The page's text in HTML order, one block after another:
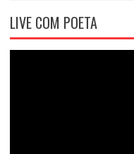
LIVE COM POETA